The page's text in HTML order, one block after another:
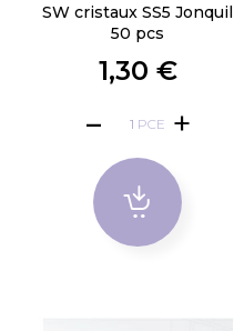
SW cristaux SS5 Jonquil
50 pcs
1,30 €
PCE